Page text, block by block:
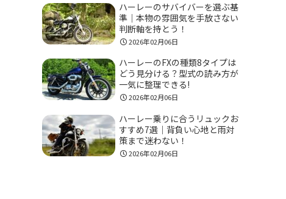
ハーレーのサバイバーを選ぶ基
準｜本物の雰囲気を手放さない
判断軸を持とう！
2026年02月06日
ハーレーのFXの種類8タイプは
どう見分ける？型式の読み方が
一気に整理できる!
2026年02月06日
ハーレー乗りに合うリュックお
すすめ7選｜背負い心地と雨対
策まで迷わない！
2026年02月06日